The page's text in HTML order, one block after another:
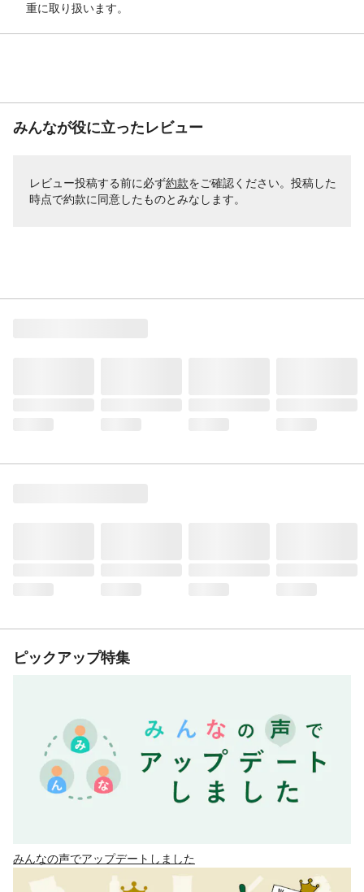
重に取り扱います。
みんなが役に立ったレビュー
レビュー投稿する前に必ず約款をご確認ください。投稿した
時点で約款に同意したものとみなします。
ピックアップ特集
みんなの声でアップデートしました